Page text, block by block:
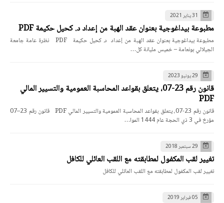
31 يناير 2021
مطبوعة بيداغوجية بعنوان عقد الهبة من إعداد د. كحيل حكيمة PDF
مطبوعة بيداغوجية بعنوان عقد الهبة من إعداد د. كحيل حكيمة PDF نظرة عامة جامعة
الجيلالي بونعامة – خميس مليانة كل…
29 يونيو 2023
قانون رقم 23-07، يتعلق بقواعد المحاسبة العمومية والتسيير المالي
PDF
قانون رقم 23-07، يتعلق بقواعد المحاسبة العمومية والتسيير المالي PDF قانون رقم 23–07
مؤرخ في 3 ذي الحجة عام 1444 الموا…
29 سبتمبر 2018
تغيير لقب المكفول لمطابقته مع اللقب العائلي للكافل
تغيير لقب المكفول لمطابقته مع اللقب العائلي للكافل
05 فبراير 2019